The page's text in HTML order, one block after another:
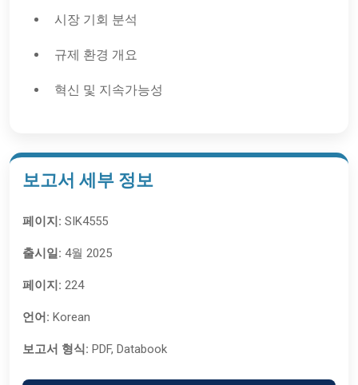
시장 기회 분석
규제 환경 개요
혁신 및 지속가능성
보고서 세부 정보
페이지: SIK4555
출시일: 4월 2025
페이지: 224
언어: Korean
보고서 형식: PDF, Databook